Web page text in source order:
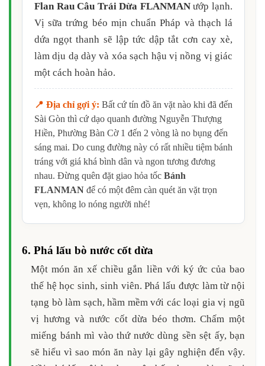
Flan Rau Câu Trái Dừa FLANMANướp lạnh.
Vị sữa trứng béo mịn chuẩn Pháp và thạch lá
dứa ngọt thanh sẽ lập tức dập tắt cơn cay xè,
làm dịu dạ dày và xóa sạch hậu vị nồng vị giác
một cách hoàn hảo.
📍 Địa chỉ gợi ý: Bất cứ tín đồ ăn vặt nào khi đã đến
Sài Gòn thì cứ dạo quanh đường Nguyễn Thượng
Hiền, Phường Bàn Cờ 1 đến 2 vòng là no bụng đến
sáng mai. Do cung đường này có rất nhiều tiệm bánh
tráng với giá khá bình dân và ngon tương đương
nhau. Đừng quên đặt giao hỏa tốc Bánh
FLANMAN để có một đêm càn quét ăn vặt trọn
vẹn, không lo nóng người nhé!
6. Phá lấu bò nước cốt dừa
Một món ăn xế chiều gắn liền với ký ức của bao
thế hệ học sinh, sinh viên. Phá lấu được làm từ nội
tạng bò làm sạch, hầm mềm với các loại gia vị ngũ
vị hương và nước cốt dừa béo thơm. Chấm một
miếng bánh mì vào thứ nước dùng sền sệt ấy, bạn
sẽ hiểu vì sao món ăn này lại gây nghiện đến vậy.